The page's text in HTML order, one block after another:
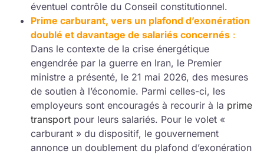
éventuel contrôle du Conseil constitutionnel.
Prime carburant, vers un plafond d’exonération
doublé et davantage de salariés concernés:
Dans le contexte de la crise énergétique
engendrée par la guerre en Iran, le Premier
ministre a présenté, le 21 mai 2026, des mesures
de soutien à l’économie. Parmi celles-ci, les
employeurs sont encouragés à recourir à la prime
transportpour leurs salariés. Pour le volet «
carburant » du dispositif, le gouvernement
annonce un doublement du plafond d’exonération